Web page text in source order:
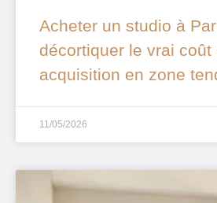
Acheter un studio à
décortiquer le vrai coût
acquisition en zone
11/05/2026